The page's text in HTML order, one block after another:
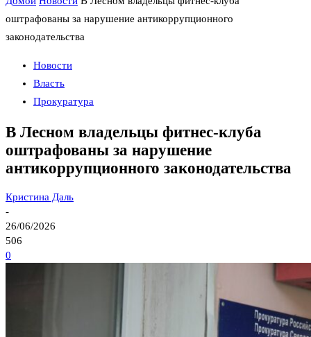
оштрафованы за нарушение антикоррупционного
законодательства
Новости
Власть
Прокуратура
В Лесном владельцы фитнес-клуба
оштрафованы за нарушение
антикоррупционного законодательства
Кристина Даль
-
26/06/2026
506
0